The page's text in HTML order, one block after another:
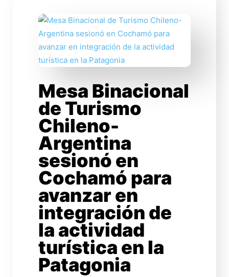
Mesa Binacional
de Turismo
Chileno-
Argentina
sesionó en
Cochamó para
avanzar en
integración de
la actividad
turística en la
Patagonia